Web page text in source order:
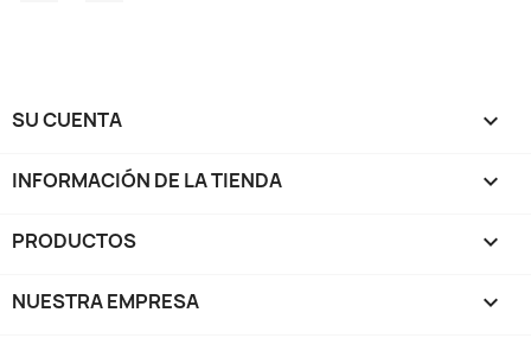
SU CUENTA 
INFORMACIÓN DE LA TIENDA keyboard_arrow_down
PRODUCTOS 
NUESTRA EMPRESA 